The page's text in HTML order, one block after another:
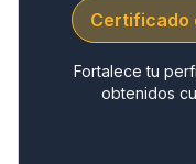
Certificado
Fortalece tu
obtenidos